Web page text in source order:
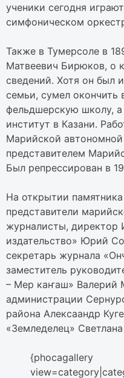
ученики сегодня
симфоническом
Также в Тумерсоле в
Матвеевич Бирюков, о
сведений. Хотя он был
семьи, сумел окончить
фельдшерскую школу,
институт в Казани.
Марийской автономной
представителем
Был репрессирован в
На открытии
представители
журналисты,
издательство» Юрий
секретарь журнала
заместитель
– Мер каҥаш» Валерий
администрации
района Алексаандр
«Земледелец»
{phocagallery